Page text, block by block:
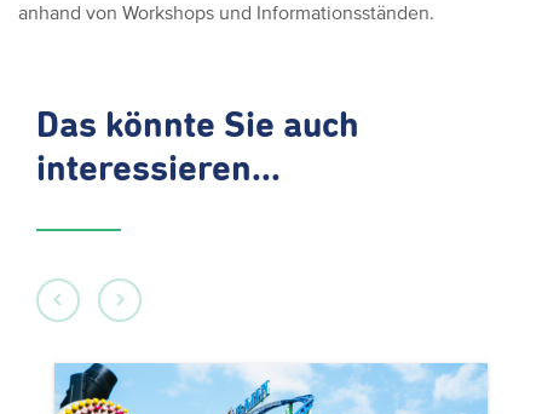
anhand von Workshops und Informationsständen.
Das könnte Sie auch
interessieren...